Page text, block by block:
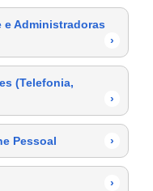
e Administradoras
›
(Telefonia,
›
Pessoal ›
›